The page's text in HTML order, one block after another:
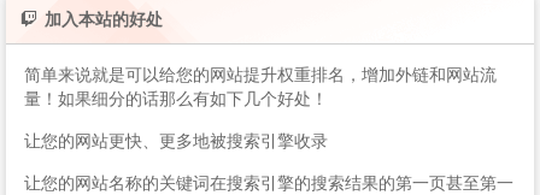
加入本站的好处
简单来说就是可以给您的网站提升权重排名，增加外链和网站流
量！如果细分的话那么有如下几个好处！
让您的网站更快、更多地被搜索引擎收录
让您的网站名称的关键词在搜索引擎的搜索结果的第一页甚至第一